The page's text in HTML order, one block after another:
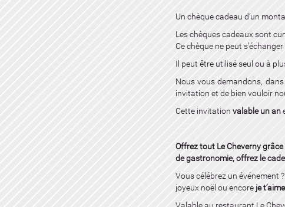
Un chèque cadeau d’un
Les chèques cadeaux sont
Ce chèque ne peut
Il peut être utilisé seul ou à
Nous vous demandons,
invitation et de bien vouloir
Cette invitation valable un an
Offrez tout Le Cheverny
de gastronomie, offrez le
Vous célébrez un événement
joyeux noël ou encore je t’aime
Valable au restaurant Le